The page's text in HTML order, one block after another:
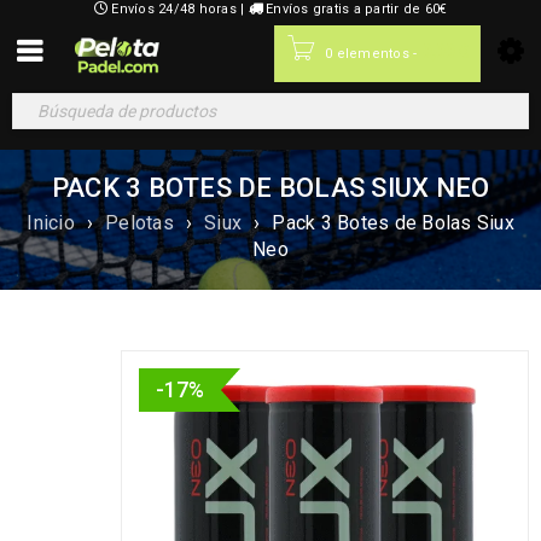
Envíos 24/48 horas | Envíos gratis a partir de 60€
0 elementos -
PACK 3 BOTES DE BOLAS SIUX NEO
Inicio › Pelotas › Siux › Pack 3 Botes de Bolas Siux
Neo
-17%